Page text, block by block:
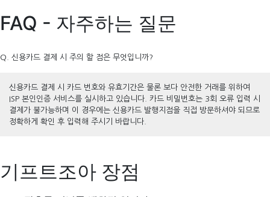
FAQ - 자주하는 질문
Q. 신용카드 결제 시 주의 할 점은 무엇입니까?
신용카드 결제 시 카드 번호와 유효기간은 물론 보다 안전한 거래를 위하여
ISP 본인인증 서비스를 실시하고 있습니다. 카드 비밀번호는 3회 오류 입력 시
결제가 불가능하며 이 경우에는 신용카드 발행지점을 직접 방문하셔야 되므로
정확하게 확인 후 입력해 주시기 바랍니다.
기프트조아 장점